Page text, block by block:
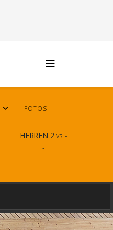
FOTOS
HERREN 2 vs -
-